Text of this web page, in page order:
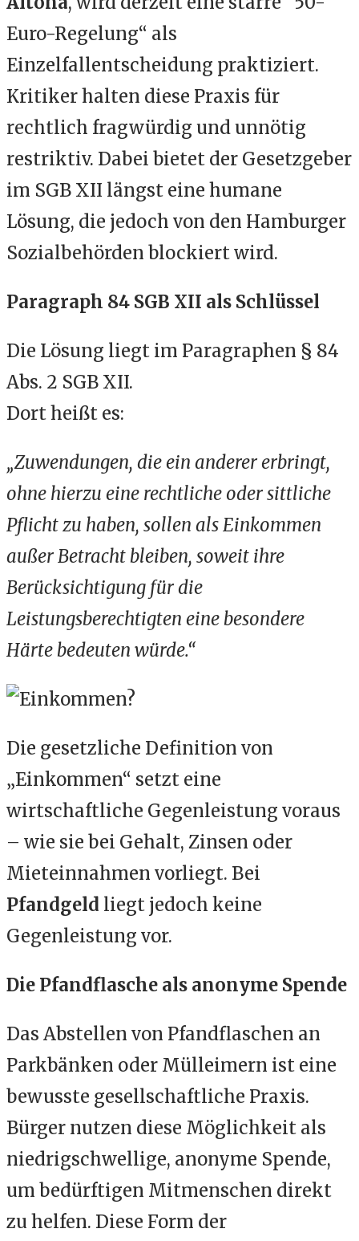
Euro-Regelung“ als
Einzelfallentscheidung praktiziert.
Kritiker halten diese Praxis für
rechtlich fragwürdig und unnötig
restriktiv. Dabei bietet der Gesetzgeber
im SGB XII längst eine humane
Lösung, die jedoch von den Hamburger
Sozialbehörden blockiert wird.
Paragraph 84 SGB XII als Schlüssel
Die Lösung liegt im Paragraphen § 84
Abs. 2 SGB XII.
Dort heißt es:
„Zuwendungen, die ein anderer erbringt,
ohne hierzu eine rechtliche oder sittliche
Pflicht zu haben, sollen als Einkommen
außer Betracht bleiben, soweit ihre
Berücksichtigung für die
Leistungsberechtigten eine besondere
Härte bedeuten würde.“
Die gesetzliche Definition von
„Einkommen“ setzt eine
wirtschaftliche Gegenleistung voraus
– wie sie bei Gehalt, Zinsen oder
Mieteinnahmen vorliegt. Bei
Pfandgeld liegt jedoch keine
Gegenleistung vor.
Die Pfandflasche als anonyme Spende
Das Abstellen von Pfandflaschen an
Parkbänken oder Mülleimern ist eine
bewusste gesellschaftliche Praxis.
Bürger nutzen diese Möglichkeit als
niedrigschwellige, anonyme Spende,
um bedürftigen Mitmenschen direkt
zu helfen. Diese Form der